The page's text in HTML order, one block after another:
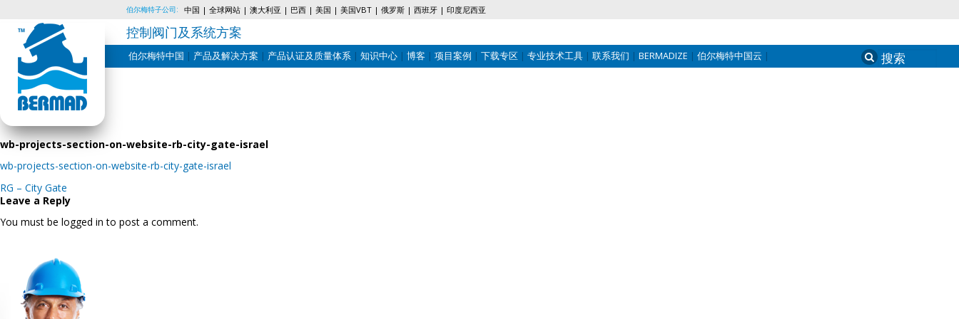
Skip
content
伯尔梅特子公司: 中国 全球网站 澳大利亚 巴西 美国 美国VBT 俄罗斯 西班牙 印度尼西亚
控制阀门及系统方案
伯尔梅特中国 产品及解决方案 产品认证及质量体系 知识中心 博客 项目案例 下载专区 专业技术工具 联系我们 BERMADIZE 伯尔梅特中国云 Search
for:
wb-projects-section-on-website-rb-city-gate-israel
wb-projects-section-on-website-rb-city-gate-israel
Post
navigation
RG – City Gate
Leave a Reply
You must be logged in to post a comment.